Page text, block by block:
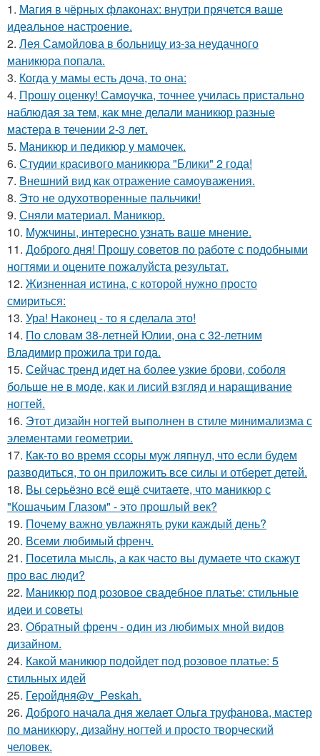
1. Магия в чёрных флаконах: внутри прячется ваше
идеальное настроение.
2. Лея Самойлова в больницу из-за неудачного
маникюра попала.
3. Когда у мамы есть доча, то она:
4. Прошу оценку! Самоучка, точнее училась пристально
наблюдая за тем, как мне делали маникюр разные
мастера в течении 2-3 лет.
5. Маникюр и педикюр у мамочек.
6. Студии красивого маникюра "Блики" 2 года!
7. Внешний вид как отражение самоуважения.
8. Это не одухотворенные пальчики!
9. Сняли материал. Маникюр.
10. Мужчины, интересно узнать ваше мнение.
11. Доброго дня! Прошу советов по работе с подобными
ногтями и оцените пожалуйста результат.
12. Жизненная истина, с которой нужно просто
смириться:
13. Ура! Наконец - то я сделала это!
14. По словам 38-летней Юлии, она с 32-летним
Владимир прожила три года.
15. Сейчас тренд идет на более узкие брови, соболя
больше не в моде, как и лисий взгляд и наращивание
ногтей.
16. Этот дизайн ногтей выполнен в стиле минимализма с
элементами геометрии.
17. Как-то во время ссоры муж ляпнул, что если будем
разводиться, то он приложить все силы и отберет детей.
18. Вы серьёзно всё ещё считаете, что маникюр с
"Кошачьим Глазом" - это прошлый век?
19. Почему важно увлажнять руки каждый день?
20. Всеми любимый френч.
21. Посетила мысль, а как часто вы думаете что скажут
про вас люди?
22. Маникюр под розовое свадебное платье: стильные
идеи и советы
23. Обратный френч - один из любимых мной видов
дизайном.
24. Какой маникюр подойдет под розовое платье: 5
стильных идей
25. Геройдня@v_Peskah.
26. Доброго начала дня желает Ольга труфанова, мастер
по маникюру, дизайну ногтей и просто творческий
человек.